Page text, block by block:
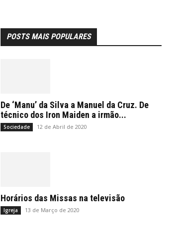
POSTS MAIS POPULARES
De ‘Manu’ da Silva a Manuel da Cruz. De
técnico dos Iron Maiden a irmão...
Sociedade 12 de Abril de 2020
Horários das Missas na televisão
Igreja 13 de Março de 2020